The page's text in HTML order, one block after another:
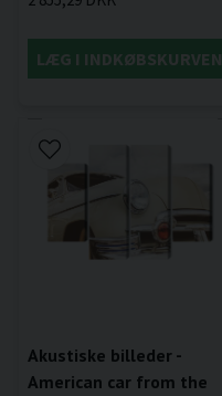
LÆG I INDKØBSKURVEN
Akustiske billeder -
American car from the